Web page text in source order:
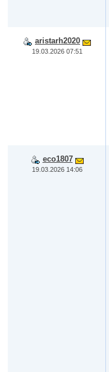
aristarh2020
19.03.2026 07:51
eco1807
19.03.2026 14:06